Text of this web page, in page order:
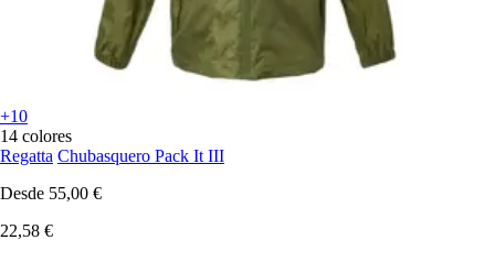
+10
14 colores
Regatta Chubasquero Pack It III
Desde 55,00 €
22,58 €